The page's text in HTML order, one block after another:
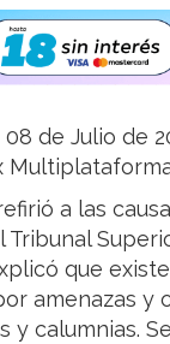
de Julio de
a las
que
amenazas y
y calumnias.